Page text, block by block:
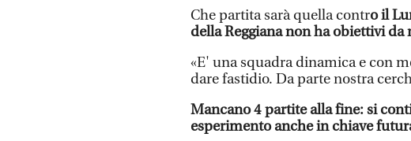
Che partita sarà quella contro il
della Reggiana non ha obiettivi da
«E' una squadra dinamica e con
dare fastidio. Da parte nostra
Mancano 4 partite alla fine: si
esperimento anche in chiave